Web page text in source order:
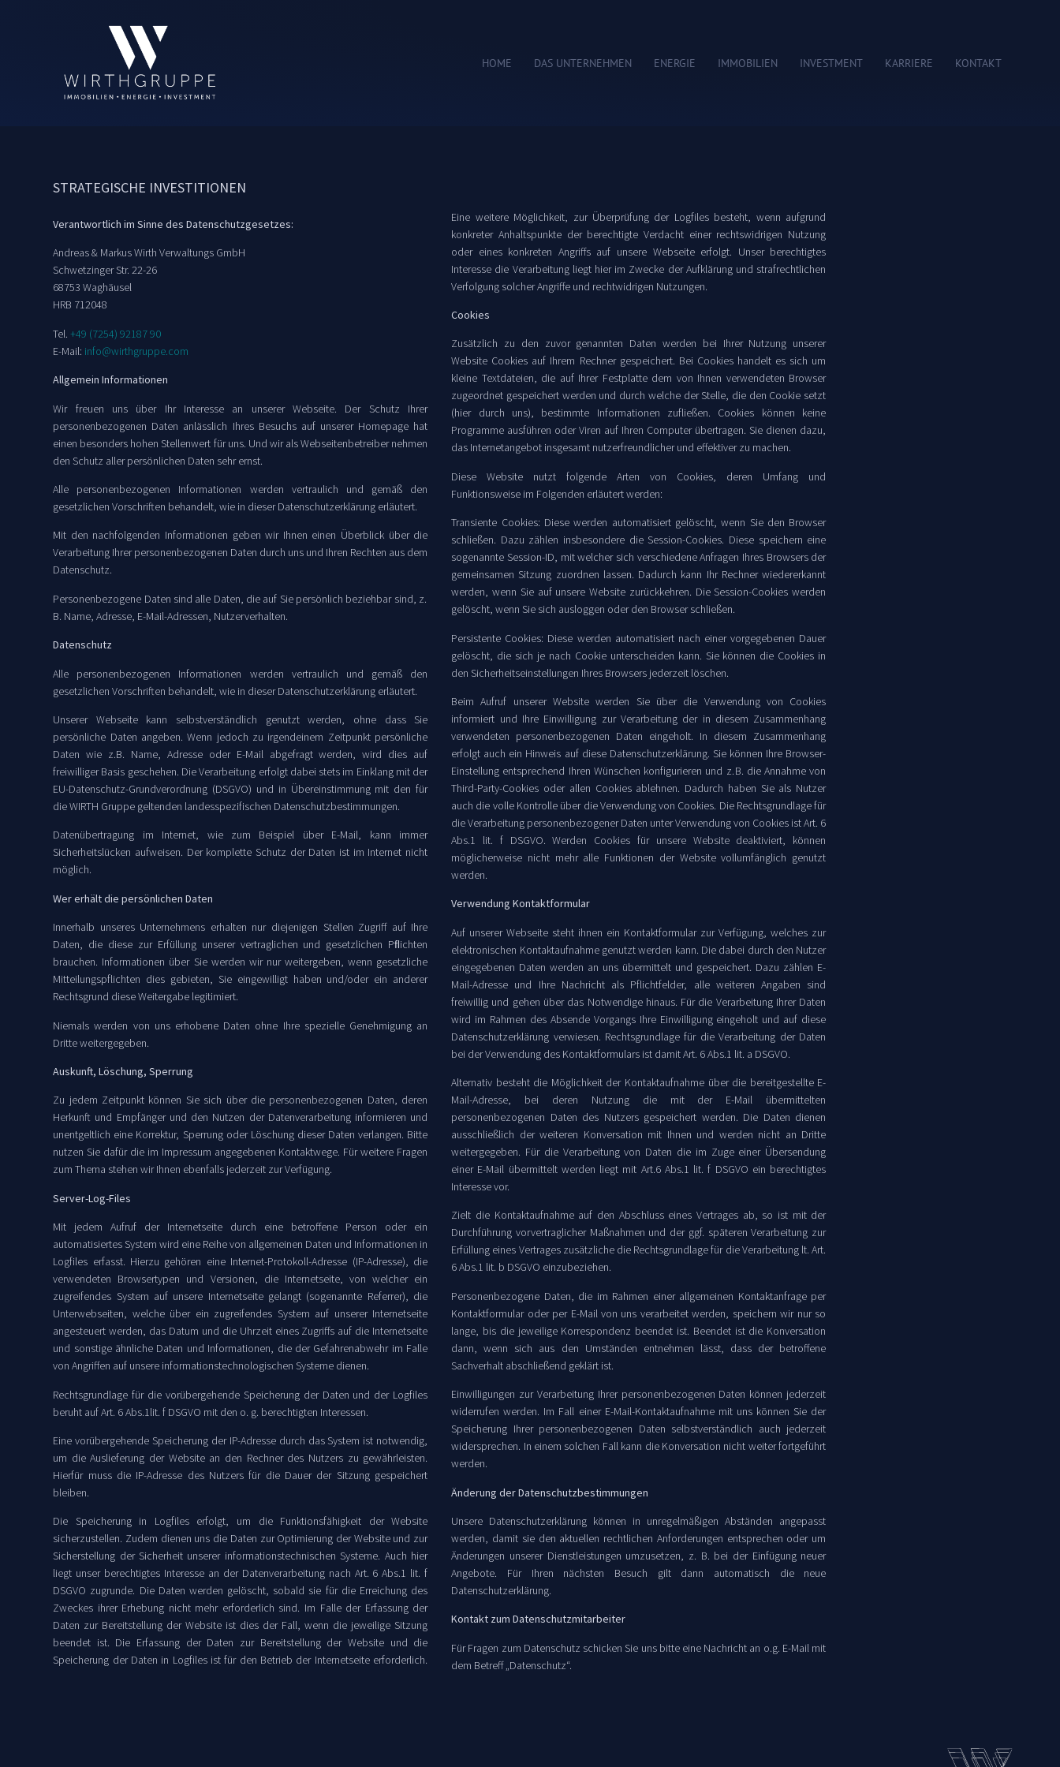
HOME DAS UNTERNEHMEN ENERGIE IMMOBILIEN INVESTMENT KARRIERE KONTAKT
STRATEGISCHE INVESTITIONEN
Verantwortlich im Sinne des Datenschutzgesetzes:
Andreas & Markus Wirth Verwaltungs GmbH
Schwetzinger Str. 22-26
68753 Waghäusel
HRB 712048
Tel.+49 (7254) 92187 90
E-Mail: info@wirthgruppe.com
Allgemein Informationen
Wir freuen uns über Ihr Interesse an unserer Webseite. Der Schutz Ihrer
personenbezogenen Daten anlässlich Ihres Besuchs auf unserer Homepage hat
einen besonders hohen Stellenwert für uns. Und wir als Webseitenbetreiber nehmen
den Schutz aller persönlichen Daten sehr ernst.
Alle personenbezogenen Informationen werden vertraulich und gemäß den
gesetzlichen Vorschriften behandelt, wie in dieser Datenschutzerklärung erläutert.
Mit den nachfolgenden Informationen geben wir Ihnen einen Überblick über die
Verarbeitung Ihrer personenbezogenen Daten durch uns und Ihren Rechten aus dem
Datenschutz.
Personenbezogene Daten sind alle Daten, die auf Sie persönlich beziehbar sind, z.
B. Name, Adresse, E-Mail-Adressen, Nutzerverhalten.
Datenschutz
Alle personenbezogenen Informationen werden vertraulich und gemäß den
gesetzlichen Vorschriften behandelt, wie in dieser Datenschutzerklärung erläutert.
Unserer Webseite kann selbstverständlich genutzt werden, ohne dass Sie
persönliche Daten angeben. Wenn jedoch zu irgendeinem Zeitpunkt persönliche
Daten wie z.B. Name, Adresse oder E-Mail abgefragt werden, wird dies auf
freiwilliger Basis geschehen. Die Verarbeitung erfolgt dabei stets im Einklang mit der
EU-Datenschutz-Grundverordnung (DSGVO) und in Übereinstimmung mit den für
die WIRTH Gruppe geltenden landesspezifischen Datenschutzbestimmungen.
Datenübertragung im Internet, wie zum Beispiel über E-Mail, kann immer
Sicherheitslücken aufweisen. Der komplette Schutz der Daten ist im Internet nicht
möglich.
Wer erhält die persönlichen Daten
Innerhalb unseres Unternehmens erhalten nur diejenigen Stellen Zugriff auf Ihre
Daten, die diese zur Erfüllung unserer vertraglichen und gesetzlichen Pﬂichten
brauchen. Informationen über Sie werden wir nur weitergeben, wenn gesetzliche
Mitteilungspflichten dies gebieten, Sie eingewilligt haben und/oder ein anderer
Rechtsgrund diese Weitergabe legitimiert.
Niemals werden von uns erhobene Daten ohne Ihre spezielle Genehmigung an
Dritte weitergegeben.
Auskunft, Löschung, Sperrung
Zu jedem Zeitpunkt können Sie sich über die personenbezogenen Daten, deren
Herkunft und Empfänger und den Nutzen der Datenverarbeitung informieren und
unentgeltlich eine Korrektur, Sperrung oder Löschung dieser Daten verlangen. Bitte
nutzen Sie dafür die im Impressum angegebenen Kontaktwege. Für weitere Fragen
zum Thema stehen wir Ihnen ebenfalls jederzeit zur Verfügung.
Server-Log-Files
Mit jedem Aufruf der Internetseite durch eine betroffene Person oder ein
automatisiertes System wird eine Reihe von allgemeinen Daten und Informationen in
Logfiles erfasst. Hierzu gehören eine Internet-Protokoll-Adresse (IP-Adresse), die
verwendeten Browsertypen und Versionen, die Internetseite, von welcher ein
zugreifendes System auf unsere Internetseite gelangt (sogenannte Referrer), die
Unterwebseiten, welche über ein zugreifendes System auf unserer Internetseite
angesteuert werden, das Datum und die Uhrzeit eines Zugriffs auf die Internetseite
und sonstige ähnliche Daten und Informationen, die der Gefahrenabwehr im Falle
von Angriffen auf unsere informationstechnologischen Systeme dienen.
Rechtsgrundlage für die vorübergehende Speicherung der Daten und der Logfiles
beruht auf Art. 6 Abs.1lit. f DSGVO mit den o. g. berechtigten Interessen.
Eine vorübergehende Speicherung der IP-Adresse durch das System ist notwendig,
um die Auslieferung der Website an den Rechner des Nutzers zu gewährleisten.
Hierfür muss die IP-Adresse des Nutzers für die Dauer der Sitzung gespeichert
bleiben.
Die Speicherung in Logfiles erfolgt, um die Funktionsfähigkeit der Website
sicherzustellen. Zudem dienen uns die Daten zur Optimierung der Website und zur
Sicherstellung der Sicherheit unserer informationstechnischen Systeme. Auch hier
liegt unser berechtigtes Interesse an der Datenverarbeitung nach Art. 6 Abs.1 lit. f
DSGVO zugrunde. Die Daten werden gelöscht, sobald sie für die Erreichung des
Zweckes ihrer Erhebung nicht mehr erforderlich sind. Im Falle der Erfassung der
Daten zur Bereitstellung der Website ist dies der Fall, wenn die jeweilige Sitzung
beendet ist. Die Erfassung der Daten zur Bereitstellung der Website und die
Speicherung der Daten in Logfiles ist für den Betrieb der Internetseite erforderlich.
Eine weitere Möglichkeit, zur Überprüfung der Logfiles besteht, wenn aufgrund
konkreter Anhaltspunkte der berechtigte Verdacht einer rechtswidrigen Nutzung
oder eines konkreten Angriffs auf unsere Webseite erfolgt. Unser berechtigtes
Interesse die Verarbeitung liegt hier im Zwecke der Aufklärung und strafrechtlichen
Verfolgung solcher Angriffe und rechtwidrigen Nutzungen.
Cookies
Zusätzlich zu den zuvor genannten Daten werden bei Ihrer Nutzung unserer
Website Cookies auf Ihrem Rechner gespeichert. Bei Cookies handelt es sich um
kleine Textdateien, die auf Ihrer Festplatte dem von Ihnen verwendeten Browser
zugeordnet gespeichert werden und durch welche der Stelle, die den Cookie setzt
(hier durch uns), bestimmte Informationen zufließen. Cookies können keine
Programme ausführen oder Viren auf Ihren Computer übertragen. Sie dienen dazu,
das Internetangebot insgesamt nutzerfreundlicher und effektiver zu machen.
Diese Website nutzt folgende Arten von Cookies, deren Umfang und
Funktionsweise im Folgenden erläutert werden:
Transiente Cookies: Diese werden automatisiert gelöscht, wenn Sie den Browser
schließen. Dazu zählen insbesondere die Session-Cookies. Diese speichern eine
sogenannte Session-ID, mit welcher sich verschiedene Anfragen Ihres Browsers der
gemeinsamen Sitzung zuordnen lassen. Dadurch kann Ihr Rechner wiedererkannt
werden, wenn Sie auf unsere Website zurückkehren. Die Session-Cookies werden
gelöscht, wenn Sie sich ausloggen oder den Browser schließen.
Persistente Cookies: Diese werden automatisiert nach einer vorgegebenen Dauer
gelöscht, die sich je nach Cookie unterscheiden kann. Sie können die Cookies in
den Sicherheitseinstellungen Ihres Browsers jederzeit löschen.
Beim Aufruf unserer Website werden Sie über die Verwendung von Cookies
informiert und Ihre Einwilligung zur Verarbeitung der in diesem Zusammenhang
verwendeten personenbezogenen Daten eingeholt. In diesem Zusammenhang
erfolgt auch ein Hinweis auf diese Datenschutzerklärung. Sie können Ihre Browser-
Einstellung entsprechend Ihren Wünschen konfigurieren und z. B. die Annahme von
Third-Party-Cookies oder allen Cookies ablehnen. Dadurch haben Sie als Nutzer
auch die volle Kontrolle über die Verwendung von Cookies. Die Rechtsgrundlage für
die Verarbeitung personenbezogener Daten unter Verwendung von Cookies ist Art. 6
Abs.1 lit. f DSGVO. Werden Cookies für unsere Website deaktiviert, können
möglicherweise nicht mehr alle Funktionen der Website vollumfänglich genutzt
werden.
Verwendung Kontaktformular
Auf unserer Webseite steht ihnen ein Kontaktformular zur Verfügung, welches zur
elektronischen Kontaktaufnahme genutzt werden kann. Die dabei durch den Nutzer
eingegebenen Daten werden an uns übermittelt und gespeichert. Dazu zählen E-
Mail-Adresse und Ihre Nachricht als Pflichtfelder, alle weiteren Angaben sind
freiwillig und gehen über das Notwendige hinaus. Für die Verarbeitung Ihrer Daten
wird im Rahmen des Absende Vorgangs Ihre Einwilligung eingeholt und auf diese
Datenschutzerklärung verwiesen. Rechtsgrundlage für die Verarbeitung der Daten
bei der Verwendung des Kontaktformulars ist damit Art. 6 Abs.1 lit. a DSGVO.
Alternativ besteht die Möglichkeit der Kontaktaufnahme über die bereitgestellte E-
Mail-Adresse, bei deren Nutzung die mit der E-Mail übermittelten
personenbezogenen Daten des Nutzers gespeichert werden. Die Daten dienen
ausschließlich der weiteren Konversation mit Ihnen und werden nicht an Dritte
weitergegeben. Für die Verarbeitung von Daten die im Zuge einer Übersendung
einer E-Mail übermittelt werden liegt mit Art.6 Abs.1 lit. f DSGVO ein berechtigtes
Interesse vor.
Zielt die Kontaktaufnahme auf den Abschluss eines Vertrages ab, so ist mit der
Durchführung vorvertraglicher Maßnahmen und der ggf. späteren Verarbeitung zur
Erfüllung eines Vertrages zusätzliche die Rechtsgrundlage für die Verarbeitung lt. Art.
6 Abs.1 lit. b DSGVO einzubeziehen.
Personenbezogene Daten, die im Rahmen einer allgemeinen Kontaktanfrage per
Kontaktformular oder per E-Mail von uns verarbeitet werden, speichern wir nur so
lange, bis die jeweilige Korrespondenz beendet ist. Beendet ist die Konversation
dann, wenn sich aus den Umständen entnehmen lässt, dass der betroffene
Sachverhalt abschließend geklärt ist.
Einwilligungen zur Verarbeitung Ihrer personenbezogenen Daten können jederzeit
widerrufen werden. Im Fall einer E-Mail-Kontaktaufnahme mit uns können Sie der
Speicherung Ihrer personenbezogenen Daten selbstverständlich auch jederzeit
widersprechen. In einem solchen Fall kann die Konversation nicht weiter fortgeführt
werden.
Änderung der Datenschutzbestimmungen
Unsere Datenschutzerklärung können in unregelmäßigen Abständen angepasst
werden, damit sie den aktuellen rechtlichen Anforderungen entsprechen oder um
Änderungen unserer Dienstleistungen umzusetzen, z. B. bei der Einfügung neuer
Angebote. Für Ihren nächsten Besuch gilt dann automatisch die neue
Datenschutzerklärung.
Kontakt zum Datenschutzmitarbeiter
Für Fragen zum Datenschutz schicken Sie uns bitte eine Nachricht an o.g. E-Mail mit
dem Betreff „Datenschutz“.